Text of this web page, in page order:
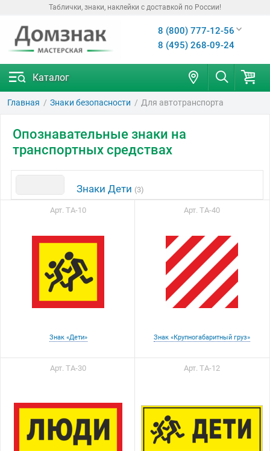
Таблички, знаки, наклейки с доставкой по России!
8 (800) 777-12-56
8 (495) 268-09-24
Каталог
Главная Знаки безопасности Для автотранспорта
Опознавательные знаки на
транспортных средствах
Знаки Дети (3)
Арт. ТА-10
Знак «Дети»
Арт. ТА-40
Знак «Крупногабаритный груз»
Арт. ТА-30 Арт. ТА-12